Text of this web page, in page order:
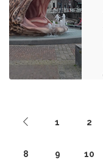
1 2
8 9 10